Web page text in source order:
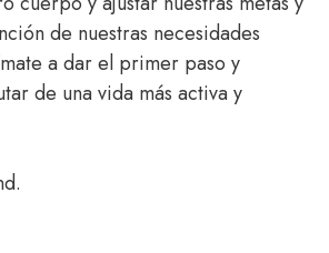
de nuestras necesidades
a dar el primer paso y
de una vida más activa y